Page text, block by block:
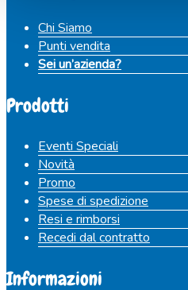
Chi Siamo
Punti vendita
Sei un’azienda?
Prodotti
Eventi Speciali
Novità
Promo
Spese di spedizione
Resi e rimborsi
Recedi dal contratto
Informazioni